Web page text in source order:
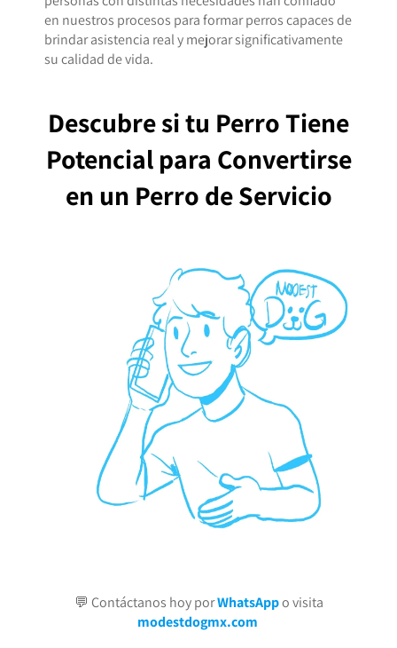
en nuestros procesos para formar perros capaces de
brindar asistencia real y mejorar significativamente
su calidad de vida.
Descubre si tu Perro Tiene
Potencial para Convertirse
en un Perro de Servicio
💬 Contáctanos hoy porWhatsAppo visita
modestdogmx.com